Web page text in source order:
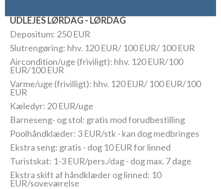
andet badeværelse deles mellem de andre to soveværelser.
(Billede 17-24).
UDLEJES LØRDAG - LØRDAG
Depositum: 250 EUR
Slutrengøring: hhv. 120 EUR/ 100 EUR/ 100 EUR
Aircondition/uge (friviligt): hhv. 120 EUR/100
EUR/100 EUR
Varme/uge (frivilligt): hhv. 120 EUR/ 100 EUR/100
EUR
Kæledyr: 20 EUR/uge
Barneseng- og stol: gratis mod forudbestilling
Poolhåndklæder: 3 EUR/stk - kan dog medbringes
Ekstra seng: gratis - dog 10 EUR for linned
Turistskat: 1-3 EUR/pers./dag - dog max. 7 dage
Ekstra skift af håndklæder og linned: 10
EUR/soveværelse